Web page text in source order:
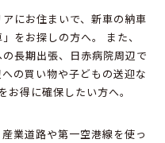
にお住まいで、 新車の納車
をお探しの方へ。
また、
長期出張、 日赤病院周辺で
への買い物や子どもの送迎な
得に確保したい方へ。
産業道路や第一空港線を使っ